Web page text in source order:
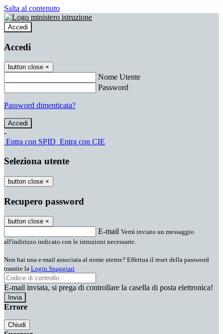
Salta al contenuto
Accedi
Accedi
button close ×
Nome Utente
Password
Password dimenticata?
-
Entra con SPID Entra con CIE
Seleziona utente
button close ×
Recupero password
button close ×
E-mail Verrà inviato un messaggio
all'indirizzo indicato con le istruzioni necessarie.
Non hai una e-mail associata al nome utente? Effettua il reset della password
tramite la Login Spaggiari
E-mail inviata, si prega di controllare la casella di posta elettronica!
Errore
Chiudi